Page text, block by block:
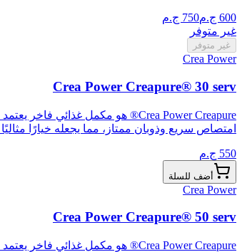
600 ج.م750 ج.م
غير متوفر
غير متوفر
Crea Power
Crea Power Creapure® 30 serv
امتصاص سريع وذوبان ممتاز، مما يجعله خيارًا
550 ج.م
أضف للسلة
Crea Power
Crea Power Creapure® 50 serv